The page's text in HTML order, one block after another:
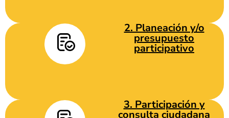
2. Planeación y/o
presupuesto
participativo
3. Participación y
consulta ciudadana